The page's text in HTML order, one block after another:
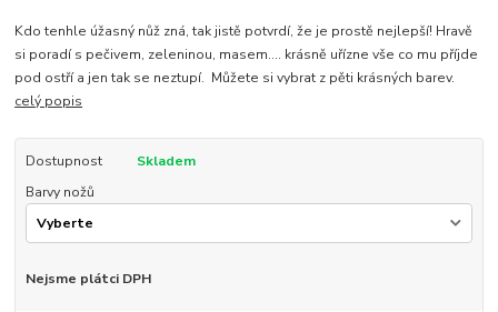
Kdo tenhle úžasný nůž zná, tak jistě potvrdí, že je prostě nejlepší! Hravě
si poradí s pečivem, zeleninou, masem.... krásně uřízne vše co mu příjde
pod ostří a jen tak se neztupí. Můžete si vybrat z pěti krásných barev.
celý popis
Dostupnost
Skladem
Barvy nožů
Nejsme plátci DPH